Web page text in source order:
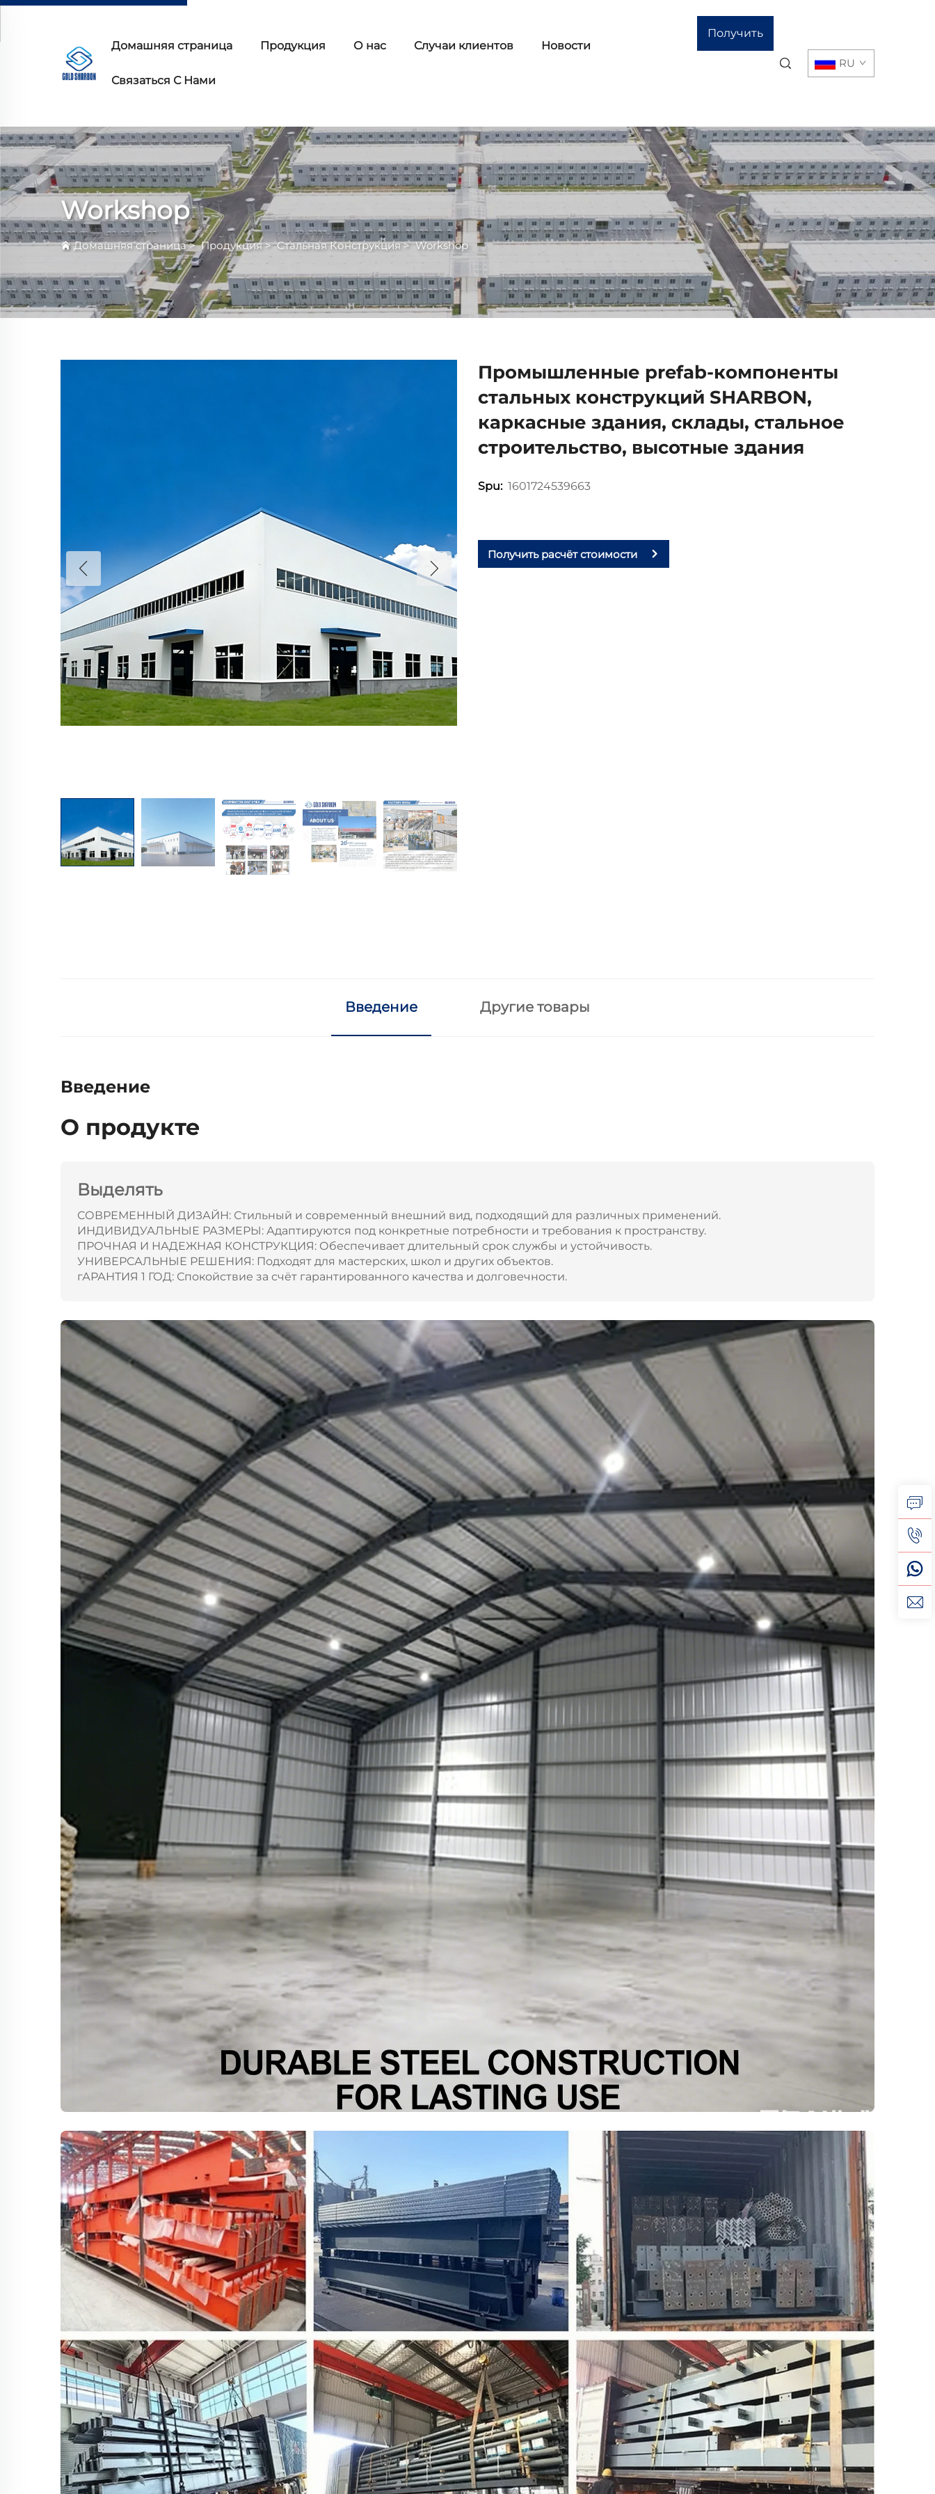
Домашняя страница Продукция О нас Случаи клиентов Новости
Связаться С Нами
Получить
RU
Workshop
Домашняя страница>Продукция>Стальная Конструкция>Workshop
Промышленные prefab-компоненты
стальных конструкций SHARBON,
каркасные здания, склады, стальное
строительство, высотные здания
Spu: 1601724539663
Получить расчёт стоимости
Введение Другие товары
Введение
О продукте
Выделять
СОВРЕМЕННЫЙ ДИЗАЙН: Стильный и современный внешний вид, подходящий для различных применений.
ИНДИВИДУАЛЬНЫЕ РАЗМЕРЫ: Адаптируются под конкретные потребности и требования к пространству.
ПРОЧНАЯ И НАДЕЖНАЯ КОНСТРУКЦИЯ: Обеспечивает длительный срок службы и устойчивость.
УНИВЕРСАЛЬНЫЕ РЕШЕНИЯ: Подходят для мастерских, школ и других объектов.
гАРАНТИЯ 1 ГОД: Спокойствие за счёт гарантированного качества и долговечности.